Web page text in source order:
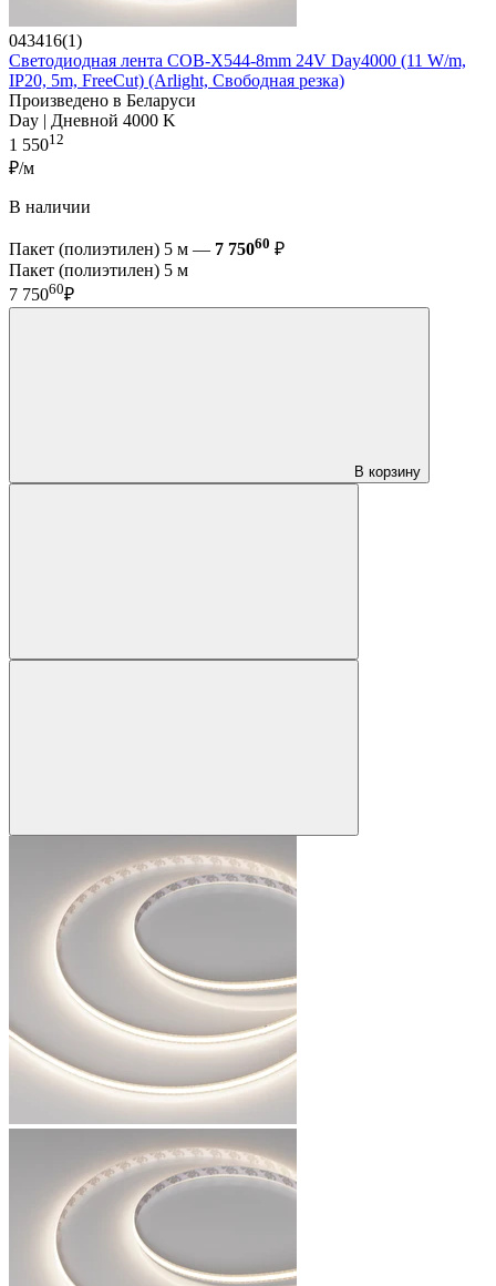
043416(1)
Светодиодная лента COB-X544-8mm 24V Day4000 (11 W/m,
IP20, 5m, FreeCut) (Arlight, Свободная резка)
Произведено в Беларуси
Day | Дневной 4000 K
1 55012
₽/м
В наличии
Пакет (полиэтилен) 5 м — 7 75060 ₽
Пакет (полиэтилен) 5 м
7 75060₽
В корзину